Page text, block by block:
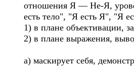
отношения Я — Не-Я,
есть тело", "Я есть Я", "Я
1) в плане объективации,
2) в плане выражения,
а) маскирует себя,